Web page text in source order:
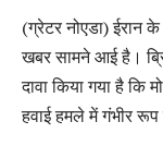
(ग्रेटर नोएडा) ईरान
खबर सामने आई है।
दावा किया गया है कि
हवाई हमले में गंभीर